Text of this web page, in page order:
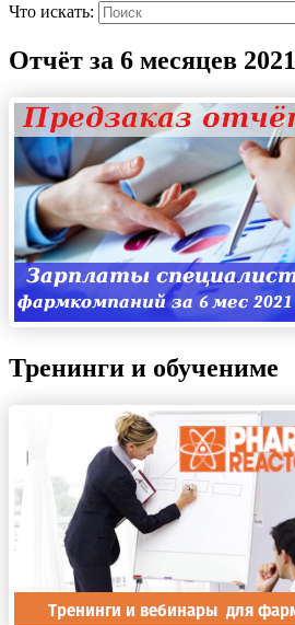
Что искать:
Отчёт за 6 месяцев 2021
Тренинги и обучениме